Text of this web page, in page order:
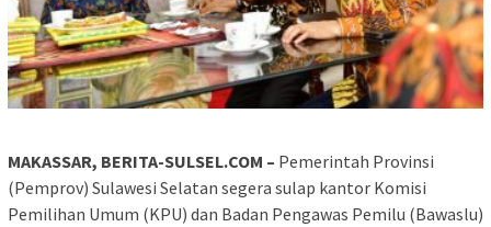
MAKASSAR, BERITA-SULSEL.COM – Pemerintah Provinsi
(Pemprov) Sulawesi Selatan segera sulap kantor Komisi
Pemilihan Umum (KPU) dan Badan Pengawas Pemilu (Bawaslu)